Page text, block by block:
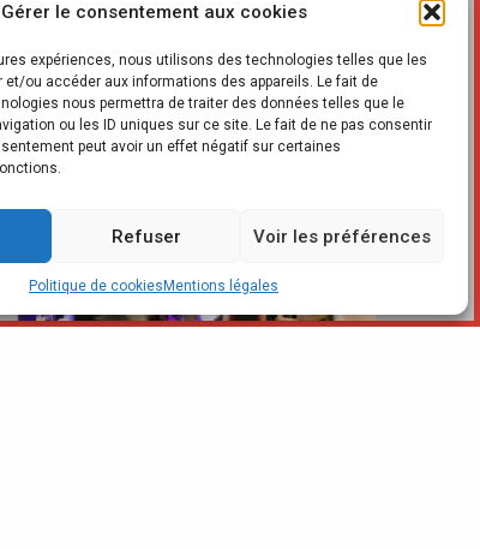
Gérer le consentement aux cookies
expériences, nous utilisons des technologies telles que les
et/ou accéder aux informations des appareils. Le fait de
nous permettra de traiter des données telles que le
ou les ID uniques sur ce site. Le fait de ne pas consentir
peut avoir un effet négatif sur certaines
Refuser Voir les préférences
Politique de cookies Mentions légales
CUISINE
PROFESSION